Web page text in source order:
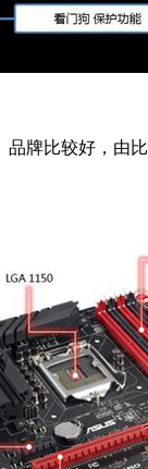
牌比较好，由比